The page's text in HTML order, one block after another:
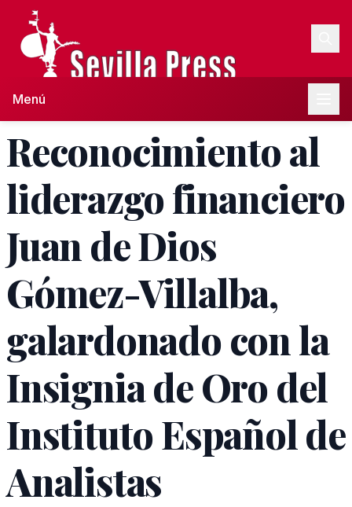
Menú
Reconocimiento al
liderazgo financiero
Juan de Dios
Gómez-Villalba,
galardonado con la
Insignia de Oro del
Instituto Español de
Analistas